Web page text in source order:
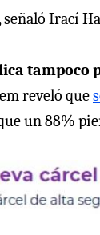
señaló Irací
tampoco
reveló que
un 88%